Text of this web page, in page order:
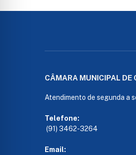
CÂMARA MUNICIPAL DE
Atendimento de segunda a
Telefone:
(91) 3462-3264
Email: